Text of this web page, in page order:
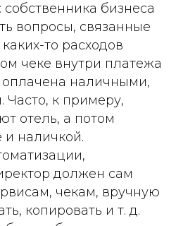
бизнеса
вопросы, связанные
то расходов
чеке внутри платежа
оплачена наличными,
Часто, к примеру,
отель, а потом
наличкой.
должен сам
чекам, вручную
копировать и т. д.